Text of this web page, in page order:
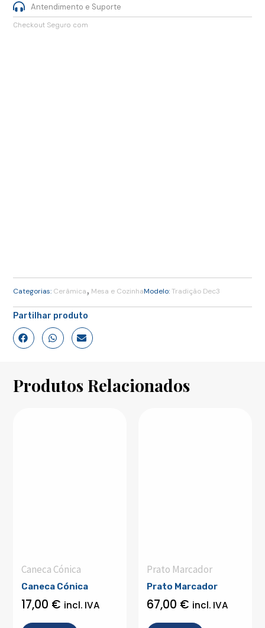
Antendimento e Suporte
Checkout Seguro com
Categorias: Cerâmica, Mesa e CozinhaModelo:Tradição Dec3
Partilhar produto
Produtos Relacionados
Caneca Cónica
Caneca Cónica
17,00 € incl. IVA
Prato Marcador
Prato Marcador
67,00 € incl. IVA